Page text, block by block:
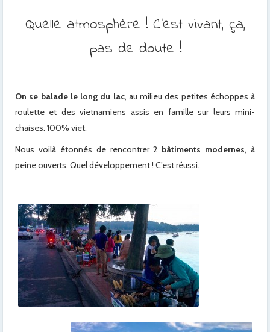
Quelle atmosphère ! C’est vivant, ça,
pas de doute !
On se balade le long du lac, au milieu des petites échoppes à
roulette et des vietnamiens assis en famille sur leurs mini-
chaises. 100% viet.
Nous voilà étonnés de rencontrer 2 bâtiments modernes, à
peine ouverts. Quel développement ! C’est réussi.